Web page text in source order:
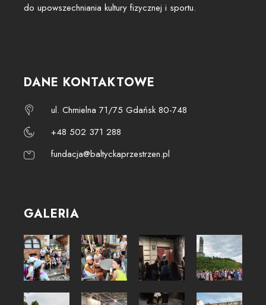
do upowszechniania kultury fizycznej i sportu.
DANE KONTAKTOWE
ul. Chmielna 71/75 Gdańsk 80-748
+48 502 371 288
fundacja@baltyckaprzestrzen.pl
GALERIA